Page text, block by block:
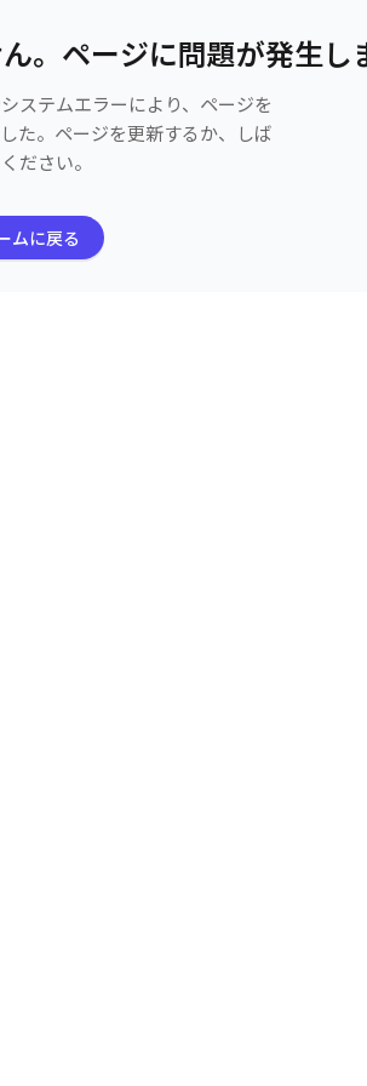
。ページに問題が発生し
ステムエラーにより、ページを
た。ページを更新するか、しば
ださい。
ムに戻る